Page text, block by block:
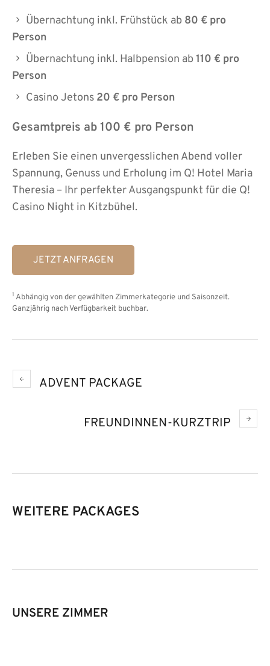
Übernachtung inkl. Frühstück ab 80 € pro
Person
Übernachtung inkl. Halbpension ab110 € pro
Person
Casino Jetons 20 € pro Person
Gesamtpreis ab 100 € pro Person
Erleben Sie einen unvergesslichen Abend voller
Spannung, Genuss und Erholung im Q! Hotel Maria
Theresia – Ihr perfekter Ausgangspunkt für die Q!
Casino Night in Kitzbühel.
JETZT ANFRAGEN
1 Abhängig von der gewählten Zimmerkategorie und Saisonzeit.
Ganzjährig nach Verfügbarkeit buchbar.
ADVENT PACKAGE
FREUNDINNEN-KURZTRIP
WEITERE PACKAGES
UNSERE ZIMMER